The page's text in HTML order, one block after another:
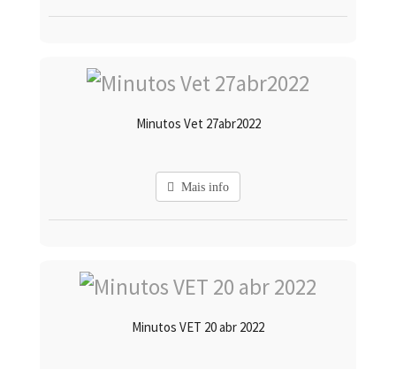
Minutos Vet 27abr2022
Mais info
Minutos VET 20 abr 2022